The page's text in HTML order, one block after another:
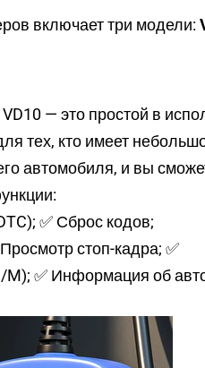
включает три модели:
VD10 — это простой в
тех, кто имеет
автомобиля, и вы
✅ Сброс кодов;
стоп-кадра; ✅
M); ✅ Информация об